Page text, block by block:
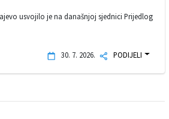
usvojilo je na današnjoj sjednici Prijedlog
30. 7. 2026. PODIJELI